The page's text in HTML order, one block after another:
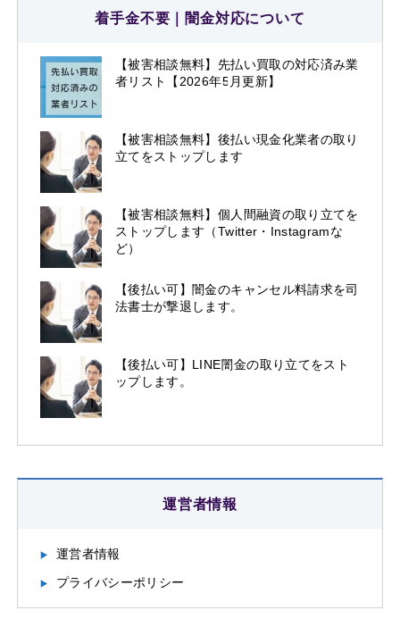
着手金不要｜闇金対応について
【被害相談無料】先払い買取の対応済み業
者リスト【2026年5月更新】
【被害相談無料】後払い現金化業者の取り
立てをストップします
【被害相談無料】個人間融資の取り立てを
ストップします（Twitter・Instagramな
ど）
【後払い可】闇金のキャンセル料請求を司
法書士が撃退します。
【後払い可】LINE闇金の取り立てをスト
ップします。
運営者情報
運営者情報
プライバシーポリシー